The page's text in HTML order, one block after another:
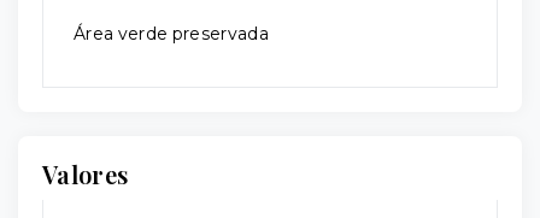
Área verde preservada
Valores